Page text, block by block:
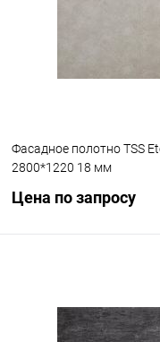
Фасадное полотно TSS
2800*1220 18 мм
Цена по запросу
Купить в 1 клик